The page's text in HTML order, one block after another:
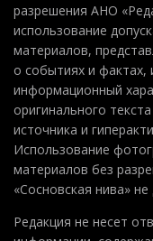
разрешения АНО
использование
материалов,
о событиях и
информационный
оригинального
источника и
Использование
материалов без
«Сосновская нива» не
Редакция не несет